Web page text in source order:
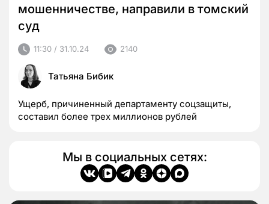
мошенничестве, направили в томский
суд
11:30 / 31.10.24 2140
Татьяна Бибик
Ущерб, причиненный департаменту соцзащиты,
составил более трех миллионов рублей
Мы в социальных сетях: